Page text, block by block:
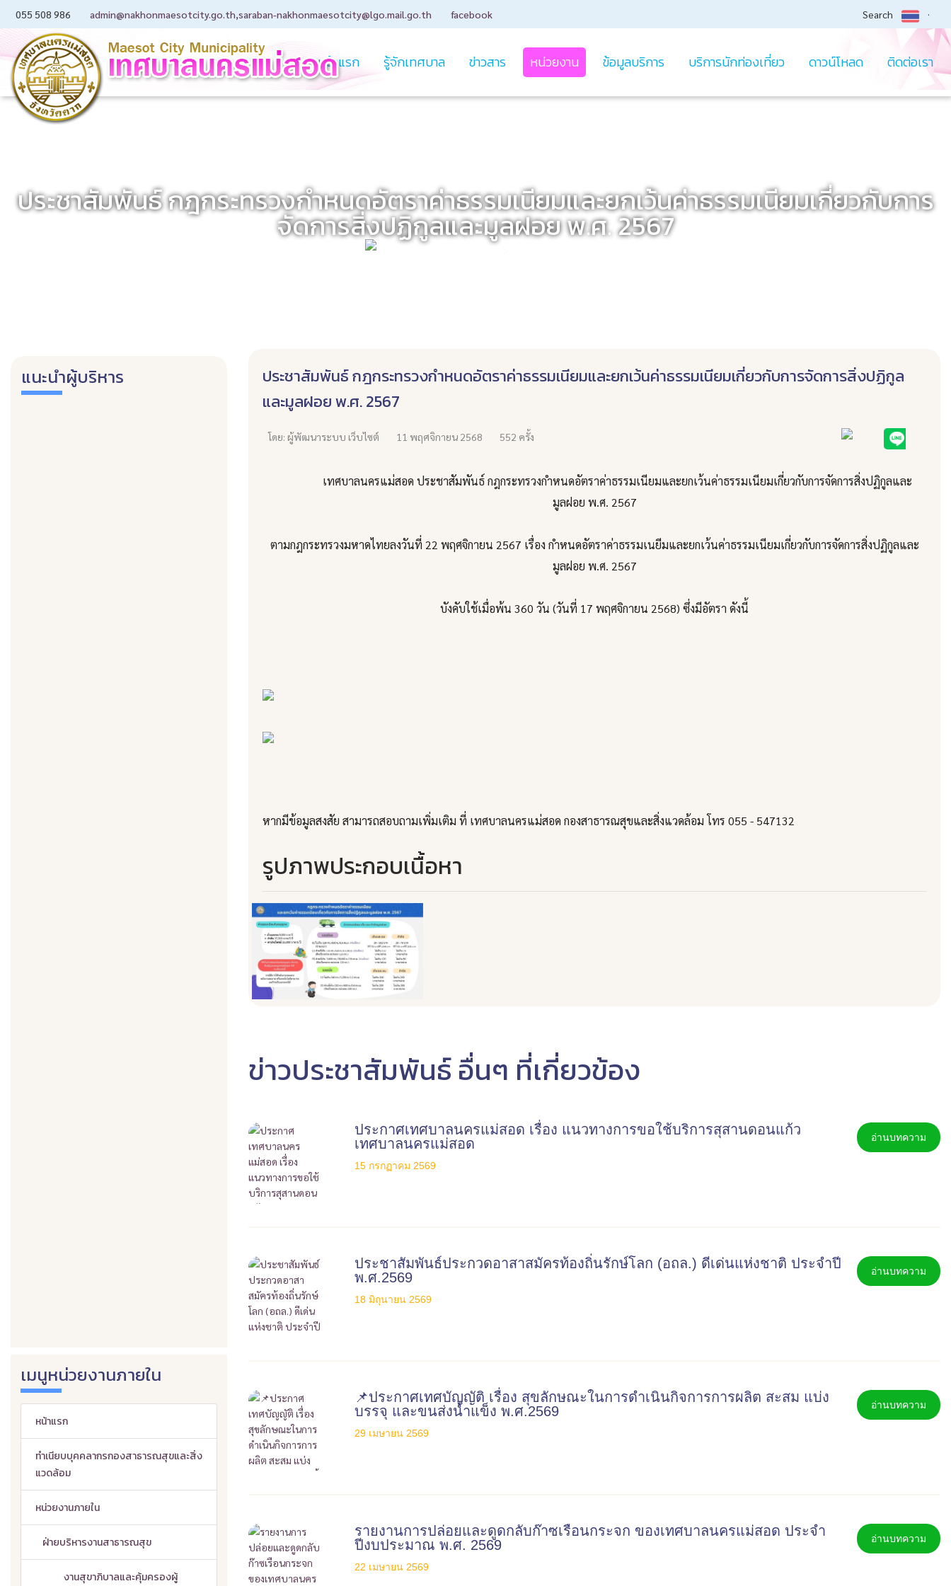
055 508 986 admin@nakhonmaesotcity.go.th,saraban-nakhonmaesotcity@lgo.mail.go.th facebook Search
หน้าแรก รู้จักเทศบาล ข่าวสาร หน่วยงาน ข้อมูลบริการ บริการนักท่องเที่ยว ดาวน์โหลด ติดต่อเรา
ประชาสัมพันธ์ กฎกระทรวงกำหนดอัตราค่าธรรมเนียมและยกเว้นค่าธรรมเนียมเกี่ยวกับการ
จัดการสิ่งปฏิกูลและมูลฝอย พ.ศ. 2567
ประชาสัมพันธ์ กฎกระทรวงกำหนดอัตราค่าธรรมเนียมและยกเว้นค่าธรรมเนียมเกี่ยวกับการจัดการสิ่งปฏิกูล
และมูลฝอย พ.ศ. 2567
โดย: ผู้พัฒนาระบบ เว็บไซต์ 11 พฤศจิกายน 2568 552 ครั้ง
เทศบาลนครแม่สอด ประชาสัมพันธ์ กฎกระทรวงกำหนดอัตราค่าธรรมเนียมและยกเว้นค่าธรรมเนียมเกี่ยวกับการจัดการสิ่งปฏิกูลและ
มูลฝอย พ.ศ. 2567
ตามกฎกระทรวงมหาดไทยลงวันที่ 22 พฤศจิกายน 2567 เรื่อง กำหนดอัตราค่าธรรมเนยีมและยกเว้นค่าธรรมเนียมเกี่ยวกับการจัดการสิ่งปฏิกูลและ
มูลฝอย พ.ศ. 2567
บังคับใช้เมื่อพ้น 360 วัน (วันที่ 17 พฤศจิกายน 2568) ซึ่งมีอัตรา ดังนี้
หากมีข้อมูลสงสัย สามารถสอบถามเพิ่มเติม ที่ เทศบาลนครแม่สอด กองสาธารณสุขและสิ่งแวดล้อม โทร 055 - 547132
รูปภาพประกอบเนื้อหา
ข่าวประชาสัมพันธ์ อื่นๆ ที่เกี่ยวข้อง
ประกาศเทศบาลนครแม่สอด เรื่อง แนวทางการขอใช้บริการสุสานดอนแก้ว
เทศบาลนครแม่สอด
15 กรกฏาคม 2569
อ่านบทความ
ประชาสัมพันธ์ประกวดอาสาสมัครท้องถิ่นรักษ์โลก (อถล.) ดีเด่นแห่งชาติ ประจำปี
พ.ศ.2569
18 มิถุนายน 2569
อ่านบทความ
📌ประกาศเทศบัญญัติ เรื่อง สุขลักษณะในการดำเนินกิจการการผลิต สะสม แบ่ง
บรรจุ และขนส่งน้ำแข็ง พ.ศ.2569
29 เมษายน 2569
อ่านบทความ
รายงานการปล่อยและดูดกลับก๊าซเรือนกระจก ของเทศบาลนครแม่สอด ประจำ
ปีงบประมาณ พ.ศ. 2569
22 เมษายน 2569
อ่านบทความ
แนะนำผู้บริหาร
เมนูหน่วยงานภายใน
หน้าแรก
ทำเนียบบุคคลากรกองสาธารณสุขและสิ่ง
แวดล้อม
หน่วยงานภายใน
ฝ่ายบริหารงานสาธารณสุข
งานสุขาภิบาลและคุ้มครองผู้